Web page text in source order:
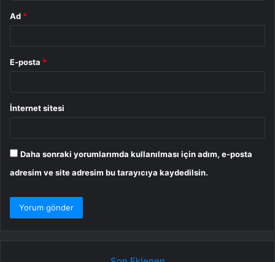
Ad *
E-posta *
İnternet sitesi
Daha sonraki yorumlarımda kullanılması için adım, e-posta
adresim ve site adresim bu tarayıcıya kaydedilsin.